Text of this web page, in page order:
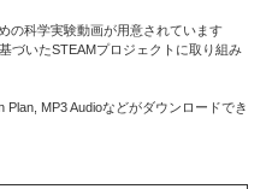
の科学実験動画が用意されています
づいたSTEAMプロジェクトに取り組み
Plan, MP3 Audioなどがダウンロードでき